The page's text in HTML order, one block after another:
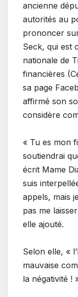
ancienne
autorités au
prononcer
Seck, qui est
nationale de
financières
sa page
affirmé son
considère
« Tu es mon
soutiendrai
écrit Mame
suis
appels, mais
pas me
elle ajouté.
Selon elle, «
mauvaise
la négativité !